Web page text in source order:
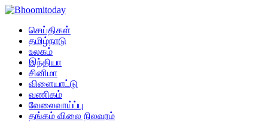
செய்திகள்
தமிழ்நாடு
உலகம்
இந்தியா
சினிமா
விளையாட்டு
வணிகம்
வேலைவாய்ப்பு
தங்கம் விலை நிலவரம்